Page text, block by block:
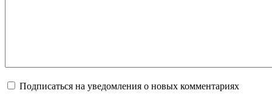
Подписаться на уведомления о новых комментариях